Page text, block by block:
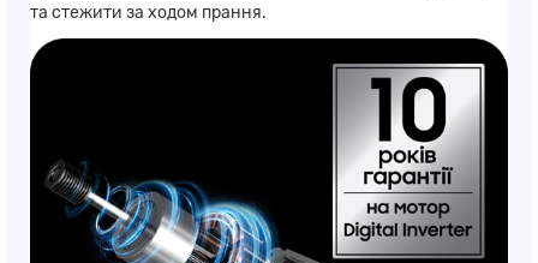
та стежити за ходом прання.